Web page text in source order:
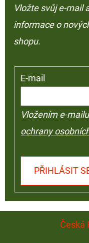
Vložte svůj e-mail
informace o
shopu.
E-mail
Vložením e-
ochrany
PŘIHLÁSIT
Česká